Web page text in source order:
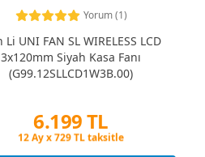
Yorum (1)
Li UNI FAN SL WIRELESS LCD
3x120mm Siyah Kasa Fanı
(G99.12SLLCD1W3B.00)
6.199 TL
Peşin Fiyatına 3 Taksit